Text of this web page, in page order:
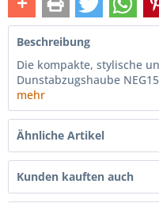
Beschreibung
Die kompakte, stylische
Dunstabzugshaube
mehr
Ähnliche Artikel
Kunden kauften auch